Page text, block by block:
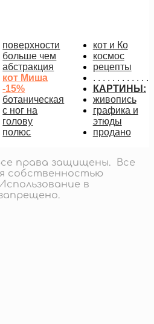
поверхности
больше чем
абстракция
кот Миша
-15%
ботаническая
с ног на
голову
полюс
кот и Ко
космос
рецепты
. . . . . . . . . . . .
КАРТИНЫ:
живопись
графика и
этюды
продано
права защищены. Все
собственностью
в